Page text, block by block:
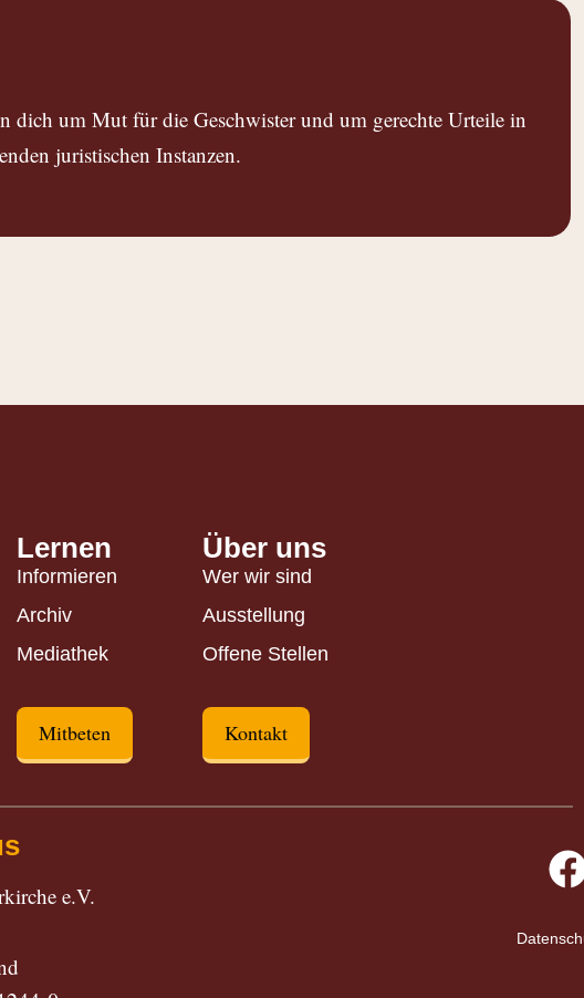
dich um Mut für die Geschwister und um gerechte Urteile in
juristischen Instanzen.
Lernen
Informieren
Archiv
Mediathek
Mitbeten
Über uns
Wer wir sind
Ausstellung
Offene Stellen
Kontakt
e.V.